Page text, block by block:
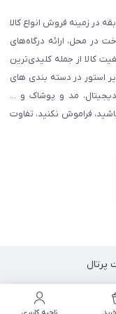
در زمینه فروش انواع کالا
در محل، ارائه درگاه‌های
کالا از جمله کلیدی‌ترین
استور در دسته بندی های
مد و پوشاک و ...
فراموش نکنید، تفاوت
پرتال